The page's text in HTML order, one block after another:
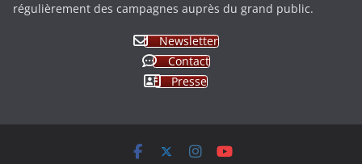
régulièrement des campagnes auprès du grand public.
Newsletter
Contact
Presse